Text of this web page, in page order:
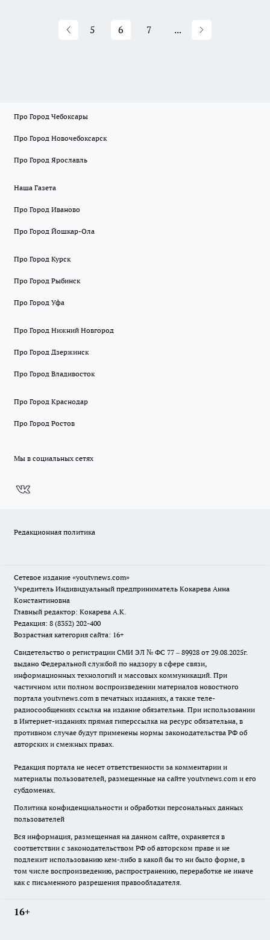
5 6 7 ...
Про Город Чебоксары
Про Город Новочебоксарск
Про Город Ярославль
Наша Газета
Про Город Иваново
Про Город Йошкар-Ола
Про Город Курск
Про Город Рыбинск
Про Город Уфа
Про Город Нижний Новгород
Про Город Дзержинск
Про Город Владивосток
Про Город Краснодар
Про Город Ростов
Мы в социальных сетях
Редакционная политика
Сетевое издание «youtvnews.com»
Учредитель Индивидуальный предприниматель Кокарева Анна
Константиновна
Главный редактор: Кокарева А.К.
Редакция: 8 (8352) 202-400
Возрастная категория сайта: 16+
Свидетельство о регистрации СМИ ЭЛ № ФС 77 – 89928 от 29.08.2025г.
выдано Федеральной службой по надзору в сфере связи,
информационных технологий и массовых коммуникаций. При
частичном или полном воспроизведении материалов новостного
портала youtvnews.com в печатных изданиях, а также теле-
радиосообщениях ссылка на издание обязательна. При использовании
в Интернет-изданиях прямая гиперссылка на ресурс обязательна, в
противном случае будут применены нормы законодательства РФ об
авторских и смежных правах.
Редакция портала не несет ответственности за комментарии и
материалы пользователей, размещенные на сайте youtvnews.com и его
субдоменах.
Политика конфиденциальности и обработки персональных данных
пользователей
Вся информация, размещенная на данном сайте, охраняется в
соответствии с законодательством РФ об авторском праве и не
подлежит использованию кем-либо в какой бы то ни было форме, в
том числе воспроизведению, распространению, переработке не иначе
как с письменного разрешения правообладателя.
16+